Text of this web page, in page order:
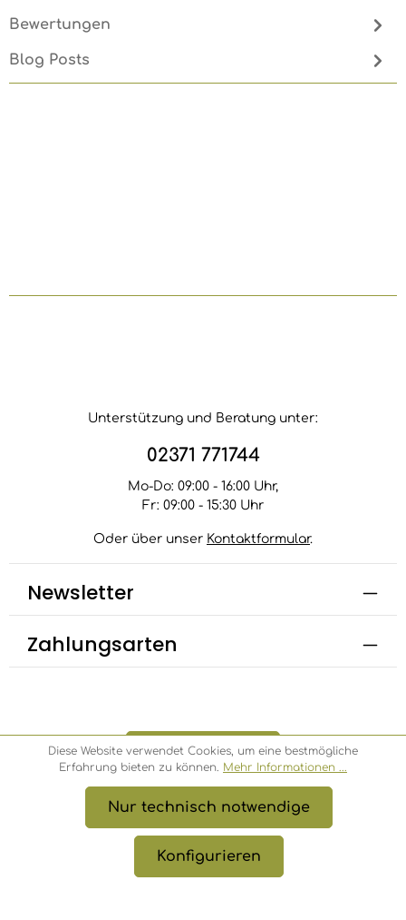
Bewertungen
Blog Posts
Unterstützung und Beratung unter:
02371 771744
Mo-Do: 09:00 - 16:00 Uhr,
Fr: 09:00 - 15:30 Uhr
Oder über unser Kontaktformular.
Newsletter
Zahlungsarten
Bestellung widerrufen
© 2026 Bambusbörse
* Alle Preise inkl. gesetzl. Mehrwertsteuer zzgl.
Versandkosten, wenn nicht anders angegeben.
Diese Website verwendet Cookies, um eine bestmögliche
Erfahrung bieten zu können. Mehr Informationen ...
Nur technisch notwendige
Konfigurieren